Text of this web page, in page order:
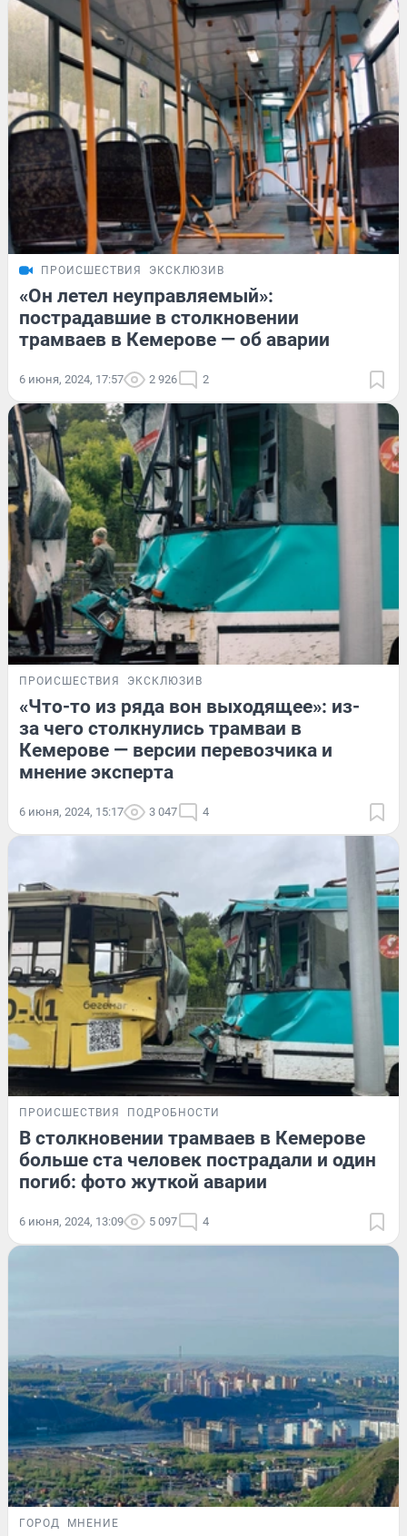
ПРОИСШЕСТВИЯ ЭКСКЛЮЗИВ
«Он летел неуправляемый»:
пострадавшие в столкновении
трамваев в Кемерове — об аварии
6 июня, 2024, 17:57 2 926 2
ПРОИСШЕСТВИЯ ЭКСКЛЮЗИВ
«Что-то из ряда вон выходящее»: из-
за чего столкнулись трамваи в
Кемерове — версии перевозчика и
мнение эксперта
6 июня, 2024, 15:17 3 047 4
ПРОИСШЕСТВИЯ ПОДРОБНОСТИ
В столкновении трамваев в Кемерове
больше ста человек пострадали и один
погиб: фото жуткой аварии
6 июня, 2024, 13:09 5 097 4
ГОРОД МНЕНИЕ